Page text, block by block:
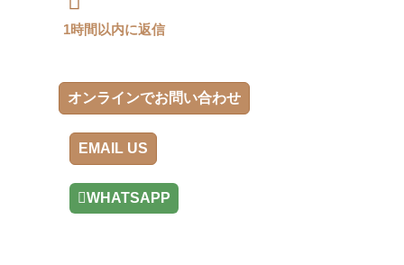
1時間以内に返信
オンラインでお問い合わせ
EMAIL US
WHATSAPP